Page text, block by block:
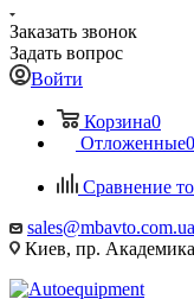
Заказать звонок
Задать вопрос
Войти
Корзина0
Отложенные0
Сравнение
sales@mbavto.com.ua
Киев, пр.